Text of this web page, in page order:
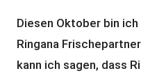
Diesen Oktober bin
Ringana
kann ich sagen, dass